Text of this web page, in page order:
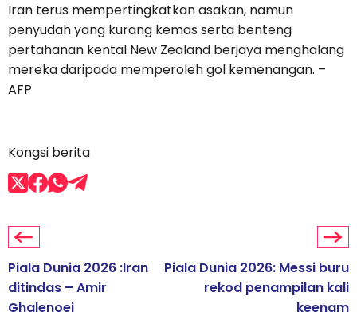
Iran terus mempertingkatkan asakan, namun
penyudah yang kurang kemas serta benteng
pertahanan kental New Zealand berjaya menghalang
mereka daripada memperoleh gol kemenangan. –
AFP
Kongsi berita
Piala Dunia 2026 :Iran
ditindas – Amir
Ghalenoei
Piala Dunia 2026: Messi buru
rekod penampilan kali
keenam